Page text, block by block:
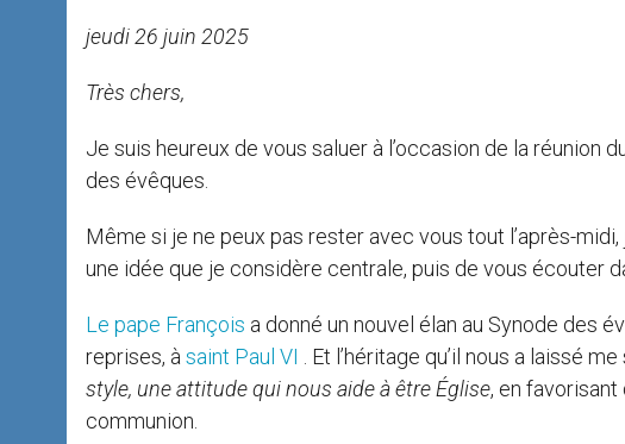
jeudi 26 juin 2025
Très chers,
Je suis heureux de vous saluer à l’occasion de la réunion
des évêques.
Même si je ne peux pas rester avec vous tout l’après-
une idée que je considère centrale, puis de vous écouter
Le pape François a donné un nouvel élan au Synode des
reprises, à saint Paul VI . Et l’héritage qu’il nous a laissé
style, une attitude qui nous aide à être Église, en
communion.